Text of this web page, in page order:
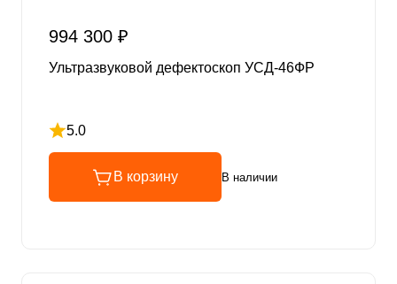
994 300 ₽
Ультразвуковой дефектоскоп УСД-46ФР
5.0
Рейтинг 5 из 5
В корзину В наличии